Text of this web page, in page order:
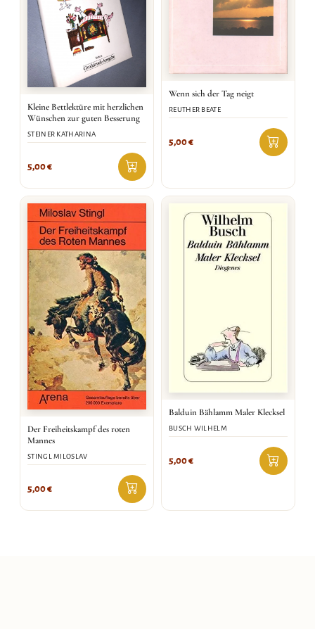
Kleine Bettlektüre mit herzlichen
Wünschen zur guten Besserung
STEINER KATHARINA
5,00€
Wenn sich der Tag neigt
REUTHER BEATE
5,00€
Der Freiheitskampf des roten
Mannes
STINGL MILOSLAV
5,00€
Balduin Bählamm Maler Klecksel
BUSCH WILHELM
5,00€